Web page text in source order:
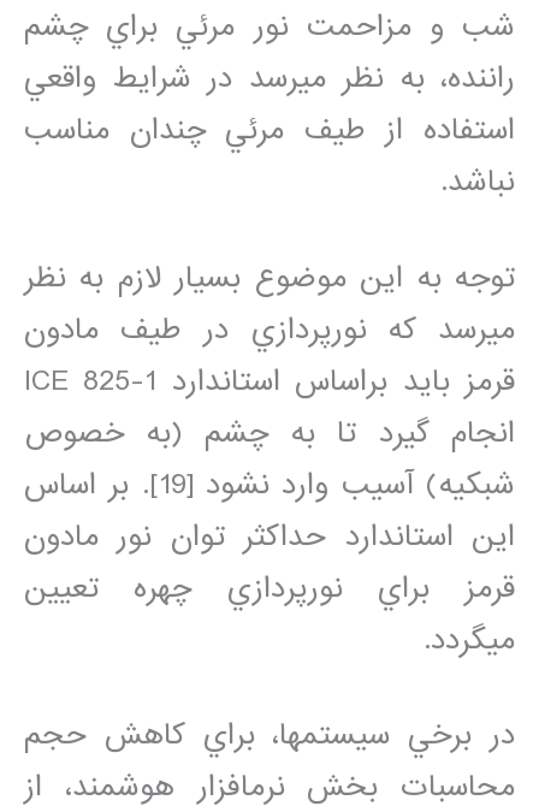
شب و مزاحمت نور مرئي براي چشم
راننده، به نظر مي‏رسد در شرايط واقعي
استفاده از طيف مرئي چندان مناسب
نباشد.
توجه به اين موضوع بسيار لازم به نظر
مي‏رسد که نورپردازي در طيف مادون
قرمز بايد براساس استاندارد ICE 825-1
انجام گيرد تا به چشم (به خصوص
شبکيه) آسيب وارد نشود [19]. بر اساس
اين استاندارد حداکثر توان نور مادون
قرمز براي نورپردازي چهره تعيين
مي‏گردد.
در برخي سيستم‏ها، براي کاهش حجم
محاسبات بخش نرم‏افزار هوشمند، از